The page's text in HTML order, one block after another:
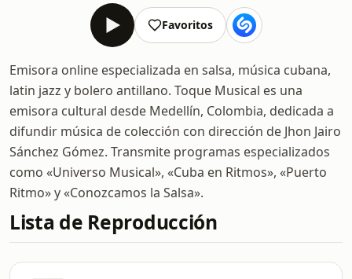
Favoritos
Emisora online especializada en salsa, música cubana,
latin jazz y bolero antillano. Toque Musical es una
emisora cultural desde Medellín, Colombia, dedicada a
difundir música de colección con dirección de Jhon Jairo
Sánchez Gómez. Transmite programas especializados
como «Universo Musical», «Cuba en Ritmos», «Puerto
Ritmo» y «Conozcamos la Salsa».
Lista de Reproducción